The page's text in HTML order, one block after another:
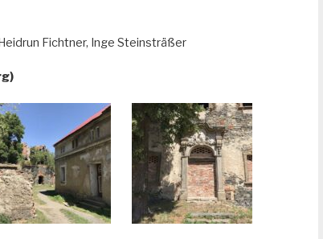
Fichtner, Inge Steinsträßer